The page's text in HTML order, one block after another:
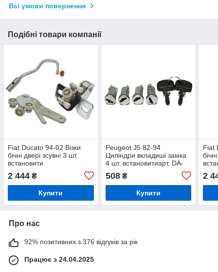
Всі умови повернення
Подібні товари компанії
Fiat Ducato 94-02 Візки
бічні двері зсувні 3 шт.
встановити
2 444 ₴
Купити
Peugeot J5 82-94
Циліндри вкладиші замка
4 шт. встановитиарт. DA-
508₴
Купити
Fiat
2
Про нас
92% позитивних з 376 відгуків за рік
Працює з 24.04.2025